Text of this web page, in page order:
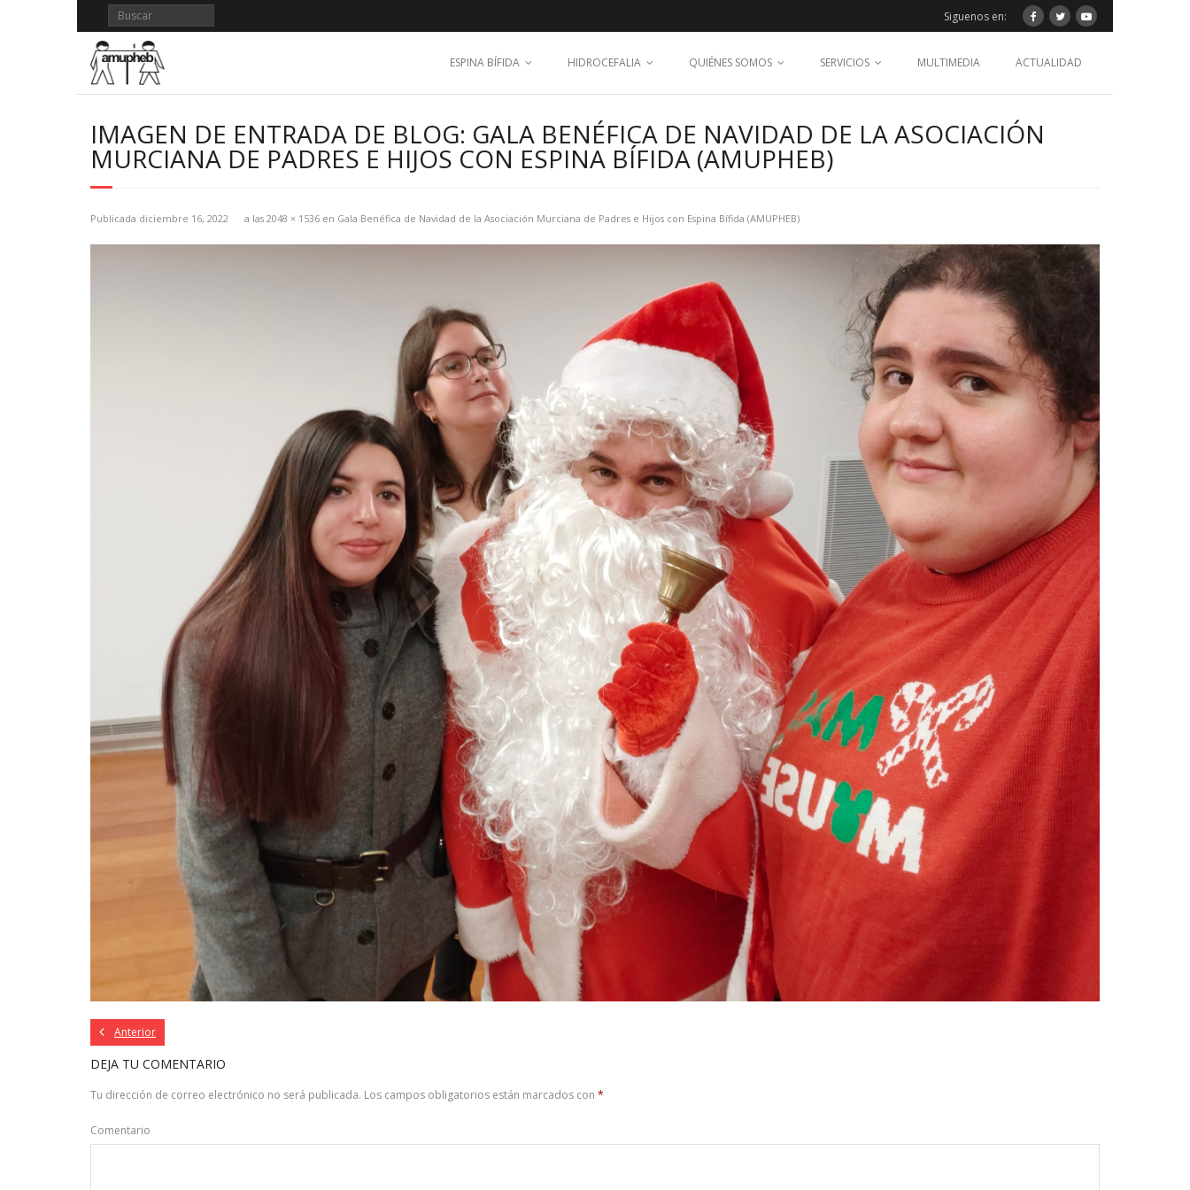
contenido
Siguenos en:
ESPINA BÍFIDA HIDROCEFALIA QUIÉNES SOMOS SERVICIOS MULTIMEDIA ACTUALIDAD
IMAGEN DE ENTRADA DE BLOG: GALA BENÉFICA DE NAVIDAD DE LA ASOCIACIÓN
MURCIANA DE PADRES E HIJOS CON ESPINA BÍFIDA (AMUPHEB)
Publicada diciembre 16, 2022 a las 2048 × 1536 en Gala Benéfica de Navidad de la Asociación Murciana de Padres e Hijos con Espina Bífida (AMUPHEB)
Anterior
DEJA TU COMENTARIO
Tu dirección de correo electrónico no será publicada. Los campos obligatorios están marcados con *
Comentario